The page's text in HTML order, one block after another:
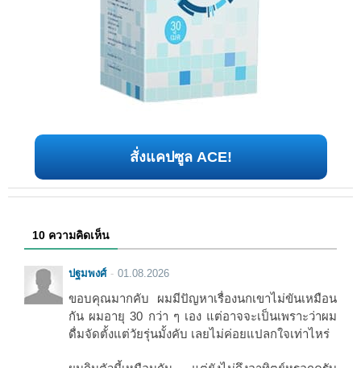
สั่งแคปซูล ACE!
10 ความคิดเห็น
ปฐมพงศ์ 01.08.2026
ขอบคุณมากคับ ผมมีปัญหาเรื่องนกเขาไม่ขันเหมือน
กัน ผมอายุ 30 กว่า ๆ เอง แต่อาจจะเป็นเพราะว่าผม
ดื่มจัดตั้งแต่วัยรุ่นมั้งคับ เลยไม่ค่อยแปลกใจเท่าไหร่